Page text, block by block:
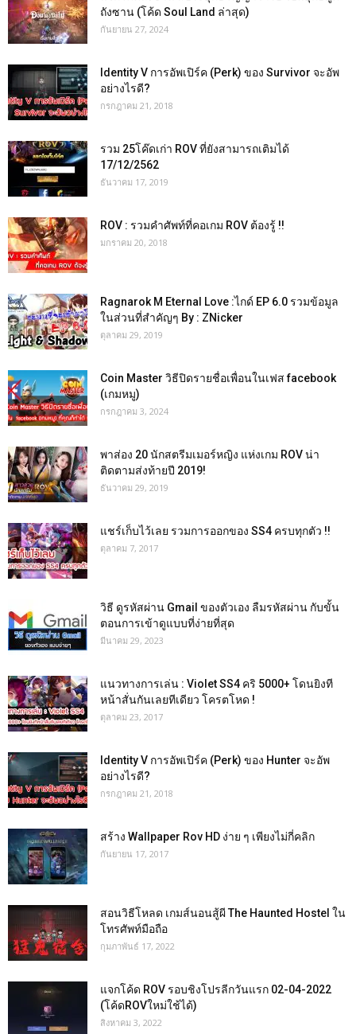
ถังซาน (โค้ด Soul Land ล่าสุด)
กันยายน 27, 2024
Identity V การอัพเปิร์ค (Perk) ของ Survivor จะอัพ
อย่างไรดี?
กรกฎาคม 21, 2018
รวม 25โค๊ดเก่า ROV ที่ยังสามารถเติมได้
17/12/2562
ธันวาคม 17, 2019
ROV : รวมคำศัพท์ที่คอเกม ROV ต้องรู้ !!
มกราคม 20, 2018
Ragnarok M Eternal Love :ไกด์ EP 6.0 รวมข้อมูล
ในส่วนที่สำคัญๆ By : ZNicker
ตุลาคม 29, 2019
Coin Master วิธีปิดรายชื่อเพื่อนในเฟส facebook
(เกมหมู)
กรกฎาคม 3, 2024
พาส่อง 20 นักสตรีมเมอร์หญิง แห่งเกม ROV น่า
ติดตามส่งท้ายปี 2019!
ธันวาคม 29, 2019
แชร์เก็บไว้เลย รวมการออกของ SS4 ครบทุกตัว !!
ตุลาคม 7, 2017
วิธี ดูรหัสผ่าน Gmail ของตัวเอง ลืมรหัสผ่าน กับขั้น
ตอนการเข้าดูแบบที่ง่ายที่สุด
มีนาคม 29, 2023
แนวทางการเล่น : Violet SS4 คริ 5000+ โดนยิงที
หน้าสั่นกันเลยทีเดียว โครตโหด !
ตุลาคม 23, 2017
Identity V การอัพเปิร์ค (Perk) ของ Hunter จะอัพ
อย่างไรดี?
กรกฎาคม 21, 2018
สร้าง Wallpaper Rov HD ง่าย ๆ เพียงไม่กี่คลิก
กันยายน 17, 2017
สอนวิธีโหลด เกมส์นอนสู้ผี The Haunted Hostel ใน
โทรศัพท์มือถือ
กุมภาพันธ์ 17, 2022
แจกโค้ด ROV รอบชิงโปรลีกวันแรก 02-04-2022
(โค้ดROVใหม่ใช้ได้)
สิงหาคม 3, 2022